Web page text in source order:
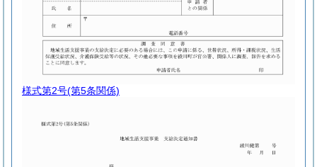
様式第2号(第5条関係)